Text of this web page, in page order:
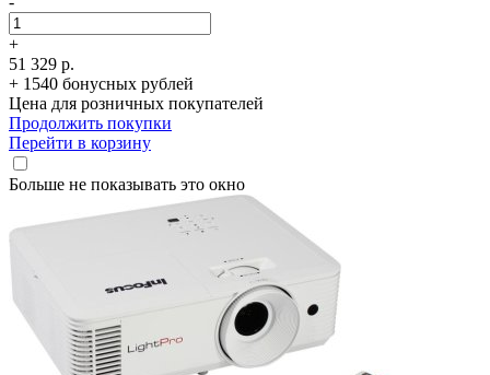
+
51 329 р.
+ 1540 бонусных рублей
Цена для розничных покупателей
Продолжить покупки
Перейти в корзину
Больше не показывать это окно